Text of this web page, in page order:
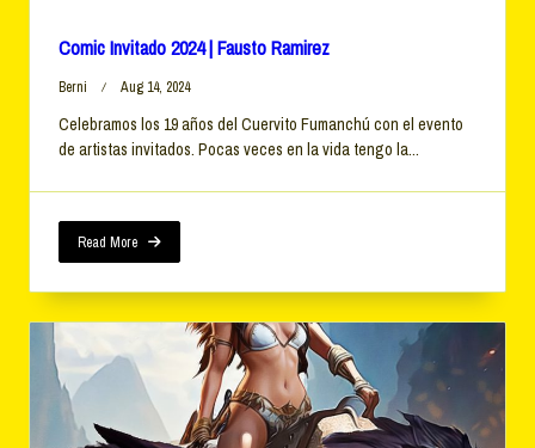
Comic Invitado 2024 | Fausto Ramirez
Berni Aug 14, 2024
Celebramos los 19 años del Cuervito Fumanchú con el evento
de artistas invitados. Pocas veces en la vida tengo la...
Read More